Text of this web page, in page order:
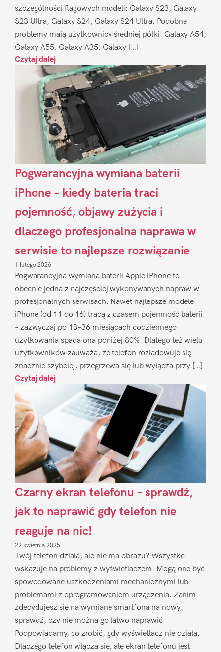
szczególności flagowych modeli: Galaxy S23, Galaxy
S23 Ultra, Galaxy S24, Galaxy S24 Ultra. Podobne
problemy mają użytkownicy średniej półki: Galaxy A54,
Galaxy A55, Galaxy A35, Galaxy […]
Czytaj dalej
Pogwarancyjna wymiana baterii
iPhone – kiedy bateria traci
pojemność, objawy zużycia i
dlaczego profesjonalna naprawa w
serwisie to najlepsze rozwiązanie
1 lutego 2026
Pogwarancyjna wymiana baterii Apple iPhone to
obecnie jedna z najczęściej wykonywanych napraw w
profesjonalnych serwisach. Nawet najlepsze modele
iPhone (od 11 do 16) tracą z czasem pojemność baterii
– zazwyczaj po 18–36 miesiącach codziennego
użytkowania spada ona poniżej 80%. Dlatego też wielu
użytkowników zauważa, że telefon rozładowuje się
znacznie szybciej, przegrzewa się lub wyłącza przy […]
Czytaj dalej
Czarny ekran telefonu – sprawdź,
jak to naprawić gdy telefon nie
reaguje na nic!
22 kwietnia 2025
Twój telefon działa, ale nie ma obrazu? Wszystko
wskazuje na problemy z wyświetlaczem. Mogą one być
spowodowane uszkodzeniami mechanicznymi lub
problemami z oprogramowaniem urządzenia. Zanim
zdecydujesz się na wymianę smartfona na nowy,
sprawdź, czy nie można go łatwo naprawić.
Podpowiadamy, co zrobić, gdy wyświetlacz nie działa.
Dlaczego telefon włącza się, ale ekran telefonu jest